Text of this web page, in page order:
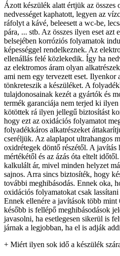
Ázott készülék alatt értjük az összes
nedvességet kaphatott, legyen az
ráfolyt a kávé, beleesett a wc-be,
pára, ... stb. Az összes ilyen eset azt
belsejében korróziós folyamatok
képességgel rendelkeznek. Az
ellenállás felé közlekedik. Így ha
az elektromos áram olyan
ami nem egy tervezett eset. Ilyenkor
tönkreteszik a készüléket. A
tulajdonosainak kezét a gyártók és
termék garanciája nem terjed ki
kötöttek rá ilyen jellegű biztosítást
hogy ezt az oxidációs folyamatot
folyadékkáros alkatrészeket
cseréljük. Az alaplapot ultrahangos
oxidrétegek döntő részétől. A javítás
mértékétől és az ázás óta eltelt
kalkulált ár, mivel minden helyzet
sajnos. Arra sincs biztosíték, hogy
további meghibásodás. Ennek oka,
oxidációs folyamatokat csak
Ennek ellenére a javítások több mint
később is fellépő meghibásodások
javasolni, ha esetlegesen sikerül is
járnak a legjobban, ha el is adják
+ Miért ilyen sok idő a készülék